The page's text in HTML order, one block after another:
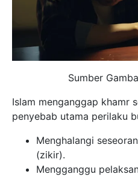
Sumber
Islam menganggap khamr
penyebab utama perilaku
Menghalangi
(zikir).
Mengganggu